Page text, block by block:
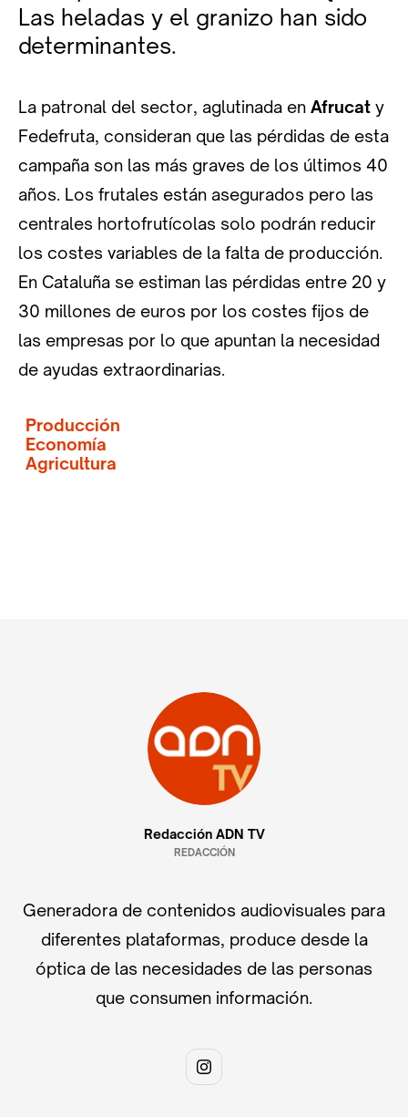
Las heladas y el granizo han sido
determinantes.
La patronal del sector, aglutinada en Afrucat y
Fedefruta, consideran que las pérdidas de esta
campaña son las más graves de los últimos 40
años. Los frutales están asegurados pero las
centrales hortofrutícolas solo podrán reducir
los costes variables de la falta de producción.
En Cataluña se estiman las pérdidas entre 20 y
30 millones de euros por los costes fijos de
las empresas por lo que apuntan la necesidad
de ayudas extraordinarias.
Producción
Economía
Agricultura
Redacción ADN TV
REDACCIÓN
Generadora de contenidos audiovisuales para
diferentes plataformas, produce desde la
óptica de las necesidades de las personas
que consumen información.